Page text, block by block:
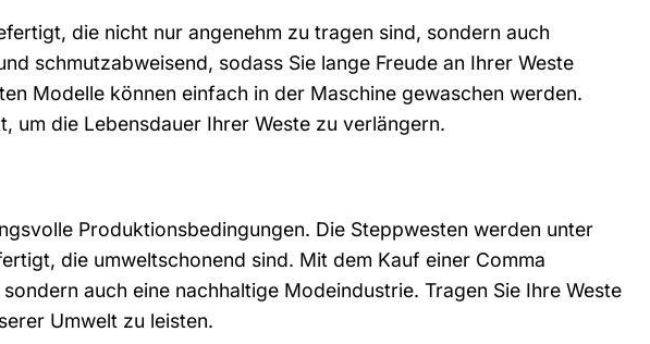
die nicht nur angenehm zu tragen sind, sondern auch
schmutzabweisend, sodass Sie lange Freude an Ihrer Weste
Modelle können einfach in der Maschine gewaschen werden.
um die Lebensdauer Ihrer Weste zu verlängern.
Produktionsbedingungen. Die Steppwesten werden unter
die umweltschonend sind. Mit dem Kauf einer Comma
auch eine nachhaltige Modeindustrie. Tragen Sie Ihre Weste
Umwelt zu leisten.